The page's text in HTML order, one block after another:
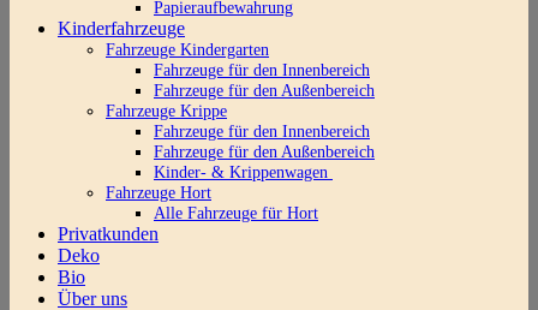
Papieraufbewahrung
Kinderfahrzeuge
Fahrzeuge Kindergarten
Fahrzeuge für den Innenbereich
Fahrzeuge für den Außenbereich
Fahrzeuge Krippe
Fahrzeuge für den Innenbereich
Fahrzeuge für den Außenbereich
Kinder- & Krippenwagen
Fahrzeuge Hort
Alle Fahrzeuge für Hort
Privatkunden
Deko
Bio
Über uns